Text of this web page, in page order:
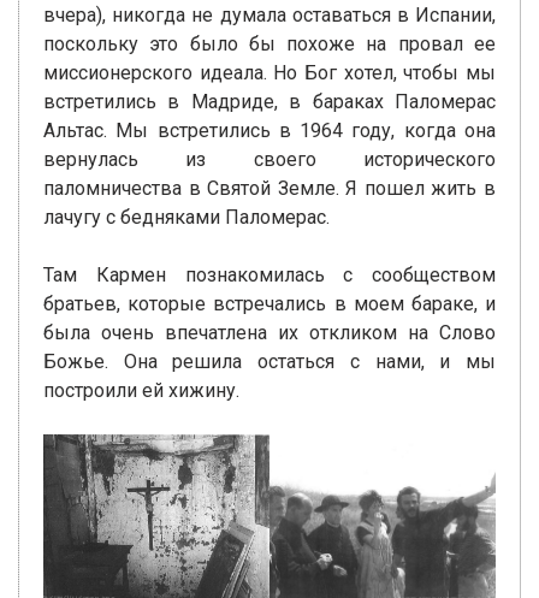
вчера), никогда не думала оставаться в Испании,
поскольку это было бы похоже на провал ее
миссионерского идеала. Но Бог хотел, чтобы мы
встретились в Мадриде, в бараках Паломерас
Альтас. Мы встретились в 1964 году, когда она
вернулась из своего исторического
паломничества в Святой Земле. Я пошел жить в
лачугу с бедняками Паломерас.
Там Кармен познакомилась с сообществом
братьев, которые встречались в моем бараке, и
была очень впечатлена их откликом на Слово
Божье. Она решила остаться с нами, и мы
построили ей хижину.